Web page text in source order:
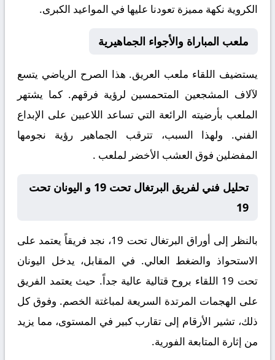
الكروية نكهة مميزة تعودنا عليها في المواعيد الكبرى.
ملعب المباراة والأجواء الجماهيرية
يستضيف اللقاء ملعب العريق. هذا الصرح الرياضي يتسع
لآلاف المشجعين المتحمسين لرؤية فرقهم. كما يشتهر
الملعب بأرضيته الرائعة التي تساعد اللاعبين على الإبداع
الفني. ولهذا السبب، تترقب الجماهير رؤية نجومها
المفضلين فوق العشب الأخضر لملعب .
تحليل فني لفريق البرتغال تحت 19 و اليونان تحت
19
بالنظر إلى أوراق البرتغال تحت 19
، نجد فريقاً يعتمد على
الاستحواذ والضغط العالي. في المقابل، يدخل اليونان
تحت 19
اللقاء بروح قتالية عالية جداً. حيث يعتمد الفريق
على الهجمات المرتدة السريعة لمباغتة الخصم. وفوق كل
ذلك، تشير الأرقام إلى تقارب كبير في المستوى، مما يزيد
من إثارة المتابعة الفورية.